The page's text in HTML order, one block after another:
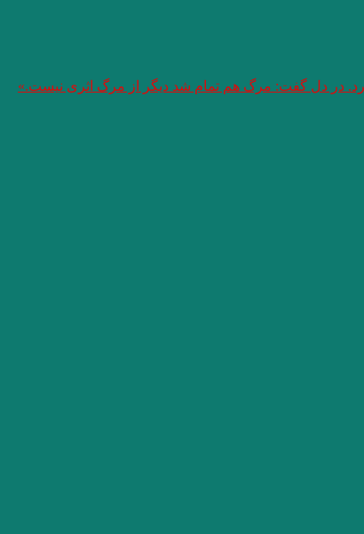
کرد. در دل گفت: مرگ هم تمام شد دیگر از مرگ اثری نیست.»